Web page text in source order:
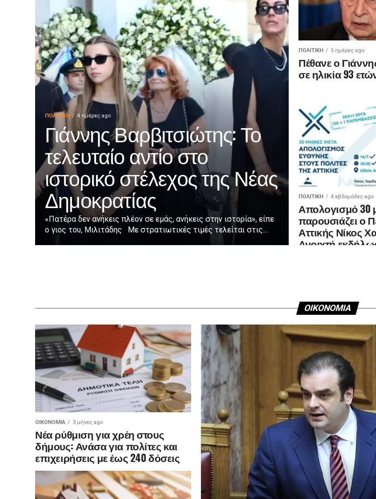
ΠΟΛΙΤΙΚΉ 4 ημέρες ago
Γιάννης Βαρβιτσιώτης: Το
τελευταίο αντίο στο
ιστορικό στέλεχος της Νέας
Δημοκρατίας
«Πατέρα δεν ανήκεις πλέον σε εμάς, ανήκεις στην ιστορία», είπε
ο γιος του, Μιλιτάδης Με στρατιωτικές τιμές τελείται στις...
ΠΟΛΙΤΙΚΉ 5 ημέρες ago
Πέθανε ο
σε ηλικία 93
ΠΟΛΙΤΙΚΉ 4 εβδομάδες ago
Απολογισμό 30
παρουσιάζει ο
Αττικής Νίκος
Ανοιχτή
ΟΙΚΟΝΟΜΙΑ
ΟΙΚΟΝΟΜΊΑ 3 μήνες ago
Νέα ρύθμιση για χρέη στους
δήμους: Ανάσα για πολίτες και
επιχειρήσεις με έως 240 δόσεις